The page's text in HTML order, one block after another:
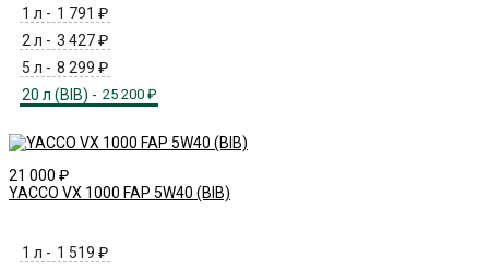
1 л - 1 791 ₽
2 л - 3 427 ₽
5 л - 8 299 ₽
20 л (BIB) - 25 200 ₽
21 000 ₽
YACCO VX 1000 FAP 5W40 (BIB)
1 л - 1 519 ₽